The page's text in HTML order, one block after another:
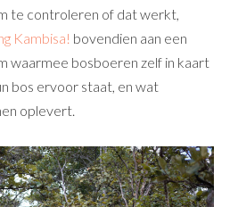
te controleren of dat werkt,
Kambisa! bovendien aan een
waarmee bosboeren zelf in kaart
bos ervoor staat, en wat
oplevert.